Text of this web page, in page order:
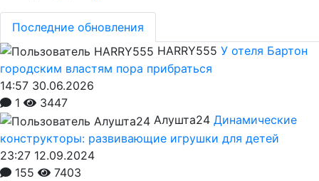
Последние обновления
HARRY555 У отеля Бартон
городским властям пора прибраться
14:57 30.06.2026
1
3447
Алушта24 Динамические
конструкторы: развивающие игрушки для детей
23:27 12.09.2024
155
7403